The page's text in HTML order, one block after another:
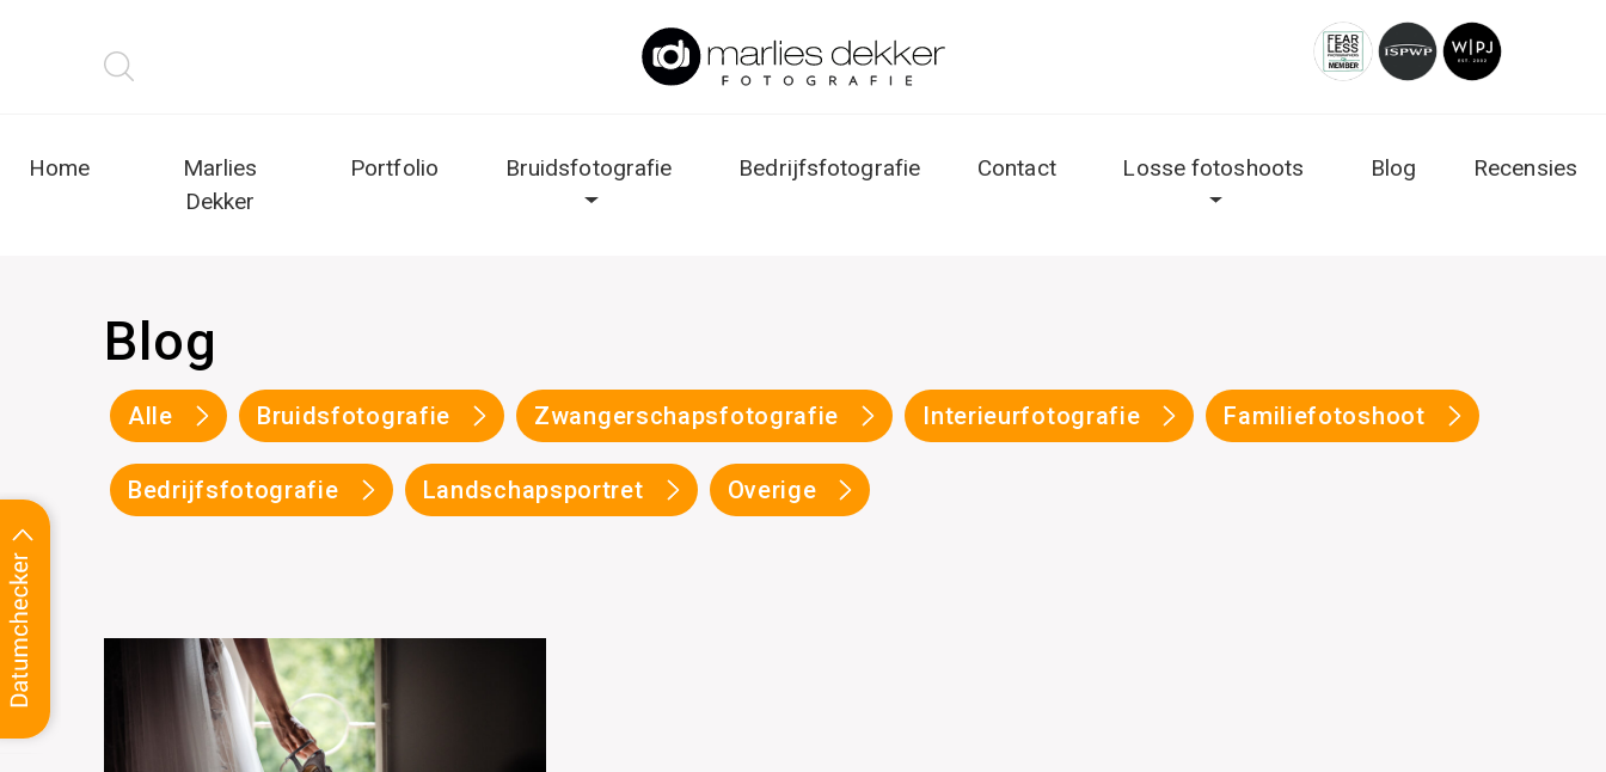
Home
Marlies
Dekker
Portfolio Bruidsfotografie Bedrijfsfotografie Contact Losse fotoshoots Blog Recensies
Blog
Alle Bruidsfotografie Zwangerschapsfotografie Interieurfotografie Familiefotoshoot
Bedrijfsfotografie Landschapsportret Overige